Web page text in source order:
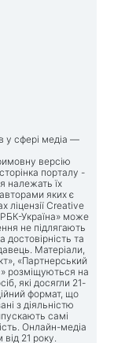
у сфері медіа —
версію
порталу -
належать їх
яких є
ліцензії Creative
Україна» може
не підлягають
та
Матеріали,
«Партнерський
розміщуються на
які досягли 21-
формат, що
з діяльністю
самі
Онлайн-медіа
21 року.